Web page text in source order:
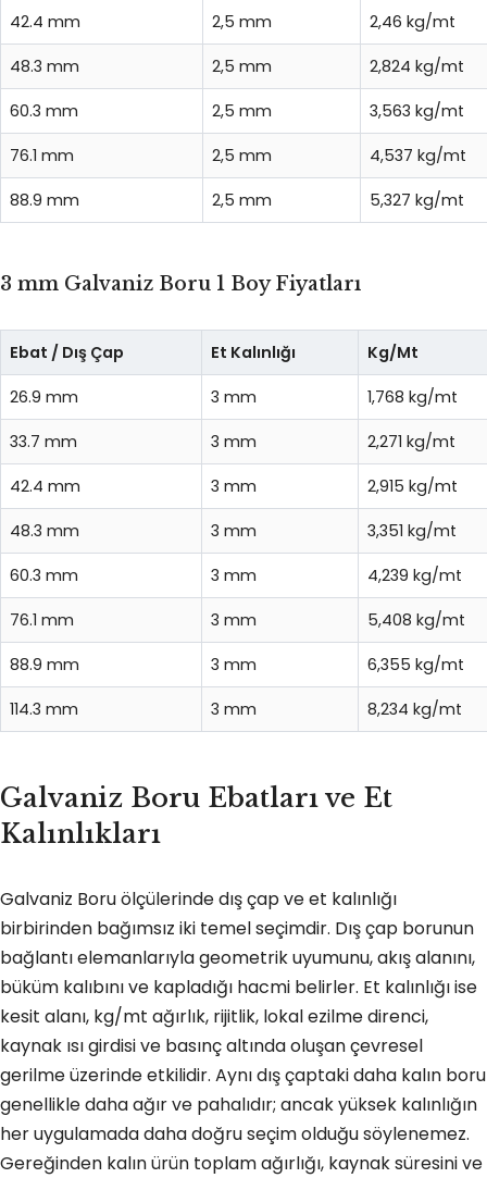
42.4 mm 2,5 mm 2,46 kg/mt
48.3 mm 2,5 mm 2,824 kg/mt
60.3 mm 2,5 mm 3,563 kg/mt
76.1 mm 2,5 mm 4,537 kg/mt
88.9 mm 2,5 mm 5,327 kg/mt
3 mm Galvaniz Boru 1 Boy Fiyatları
Ebat / Dış Çap Et Kalınlığı Kg/Mt
26.9 mm 3 mm 1,768 kg/mt
33.7 mm 3 mm 2,271 kg/mt
42.4 mm 3 mm 2,915 kg/mt
48.3 mm 3 mm 3,351 kg/mt
60.3 mm 3 mm 4,239 kg/mt
76.1 mm 3 mm 5,408 kg/mt
88.9 mm 3 mm 6,355 kg/mt
114.3 mm 3 mm 8,234 kg/mt
Galvaniz Boru Ebatları ve Et
Kalınlıkları
Galvaniz Boru ölçülerinde dış çap ve et kalınlığı
birbirinden bağımsız iki temel seçimdir. Dış çap borunun
bağlantı elemanlarıyla geometrik uyumunu, akış alanını,
büküm kalıbını ve kapladığı hacmi belirler. Et kalınlığı ise
kesit alanı, kg/mt ağırlık, rijitlik, lokal ezilme direnci,
kaynak ısı girdisi ve basınç altında oluşan çevresel
gerilme üzerinde etkilidir. Aynı dış çaptaki daha kalın boru
genellikle daha ağır ve pahalıdır; ancak yüksek kalınlığın
her uygulamada daha doğru seçim olduğu söylenemez.
Gereğinden kalın ürün toplam ağırlığı, kaynak süresini ve